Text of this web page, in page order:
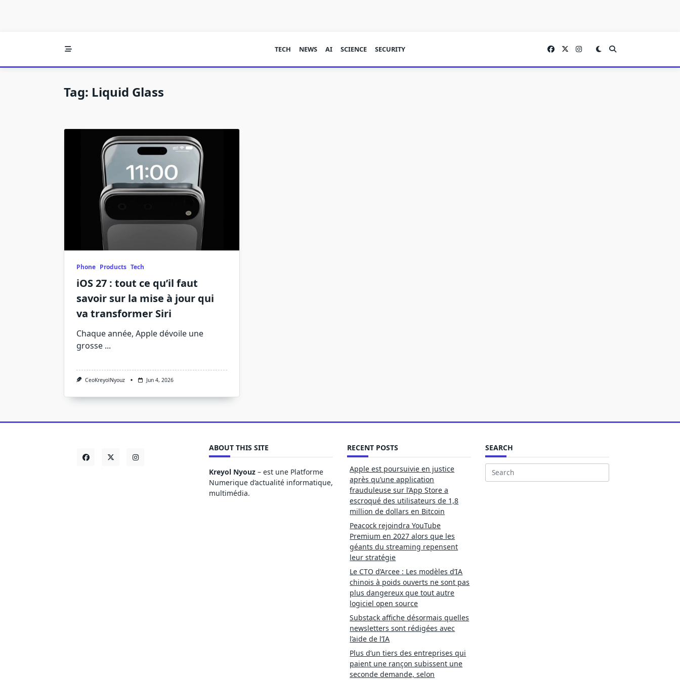
TECH NEWS AI SCIENCE SECURITY
Tag: Liquid Glass
Phone Products Tech
iOS 27 : tout ce qu’il faut
savoir sur la mise à jour qui
va transformer Siri
Chaque année, Apple dévoile une
grosse ...
CeoKreyolNyouz Jun 4, 2026
ABOUT THIS SITE
Kreyol Nyouz – est une Platforme
Numerique d’actualité informatique,
multimédia.
RECENT POSTS
Apple est poursuivie en justice
après qu’une application
frauduleuse sur l’App Store a
escroqué des utilisateurs de 1,8
million de dollars en Bitcoin
Peacock rejoindra YouTube
Premium en 2027 alors que les
géants du streaming repensent
leur stratégie
Le CTO d’Arcee : Les modèles d’IA
chinois à poids ouverts ne sont pas
plus dangereux que tout autre
logiciel open source
Substack affiche désormais quelles
newsletters sont rédigées avec
l’aide de l’IA
Plus d’un tiers des entreprises qui
paient une rançon subissent une
seconde demande, selon
SEARCH
Search